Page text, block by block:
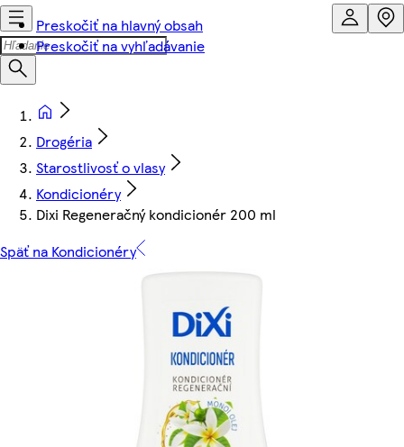
Preskočiť na hlavný obsah
Preskočiť na vyhľadávanie
Drogéria
Starostlivosť o vlasy
Kondicionéry
Dixi Regeneračný kondicionér 200 ml
Späť na Kondicionéry